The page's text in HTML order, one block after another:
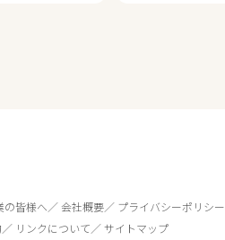
の皆様へ 会社概要 プライバシーポリシー
リンクについて サイトマップ